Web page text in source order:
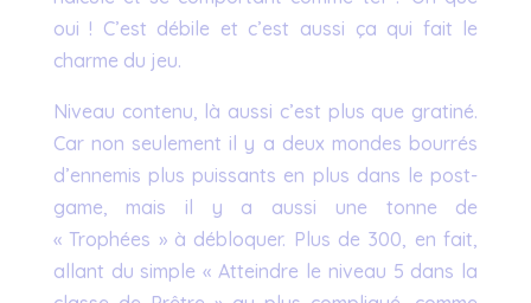
oui ! C’est débile et c’est aussi ça qui fait le
charme du jeu.
Niveau contenu, là aussi c’est plus que gratiné.
Car non seulement il y a deux mondes bourrés
d’ennemis plus puissants en plus dans le post-
game, mais il y a aussi une tonne de
« Trophées » à débloquer. Plus de 300, en fait,
allant du simple « Atteindre le niveau 5 dans la